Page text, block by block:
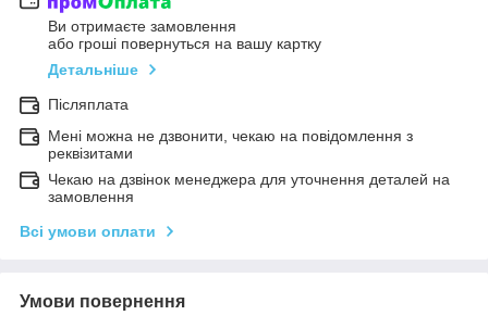
Ви отримаєте замовлення
або гроші повернуться на вашу картку
Детальніше
Післяплата
Мені можна не дзвонити, чекаю на повідомлення з
реквізитами
Чекаю на дзвінок менеджера для уточнення деталей на
замовлення
Всі умови оплати
Умови повернення